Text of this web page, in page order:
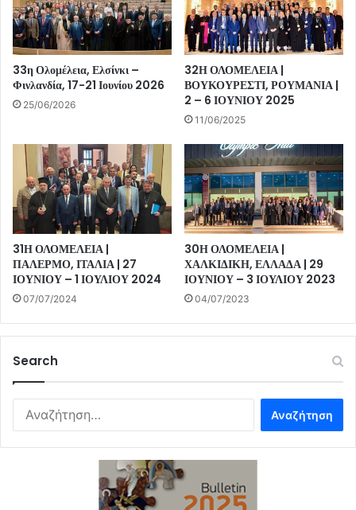
33η Ολομέλεια, Ελσίνκι –
Φινλανδία, 17-21 Ιουνίου 2026
25/06/2026
32Η ΟΛΟΜΕΛΕΙΑ |
ΒΟΥΚΟΥΡΕΣΤΙ, ΡΟΥΜΑΝΙΑ |
2 – 6 ΙΟΥΝΙΟΥ 2025
11/06/2025
31Η ΟΛΟΜΕΛΕΙΑ |
ΠΑΛΕΡΜΟ, ΙΤΑΛΙΑ | 27
ΙΟΥΝΙΟΥ – 1 ΙΟΥΛΙΟΥ 2024
07/07/2024
30Η ΟΛΟΜΕΛΕΙΑ |
ΧΑΛΚΙΔΙΚΗ, ΕΛΛΑΔΑ | 29
ΙΟΥΝΙΟΥ – 3 ΙΟΥΛΙΟΥ 2023
04/07/2023
Search